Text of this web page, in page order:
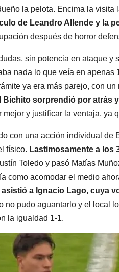
la pelota. Encima la
de Leandro Allende y la
después de horror
sin potencia en ataque
nada lo que veía en apenas
ya era más parejo, con
Bichito sorprendió por atrás
y justificar la ventaja, ya
con una acción individual
físico. Lastimosamente a los
Toledo y pasó Matías
como acomodar el medio
asistió a Ignacio Lago, cuya
no pudo aguantarlo y el local
la igualdad 1-1.